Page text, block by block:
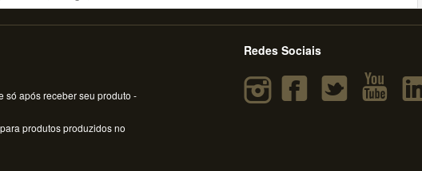
só após receber seu produto -
produtos produzidos no
Redes Sociais